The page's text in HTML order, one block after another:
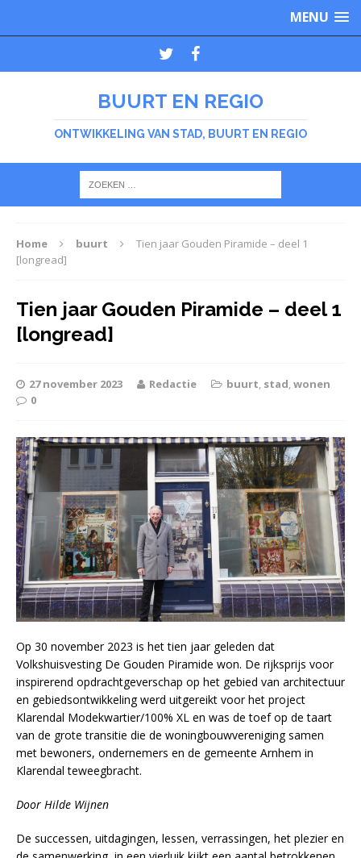
MENU
BUURT EN REGIO
ONTWIKKELING VAN STAD, BUURT EN REGIO
Home buurt
Tien jaar Gouden Piramide – deel 1
[longread]
Tien jaar Gouden Piramide – deel 1
[longread]
27 november 2023 Redactie buurt, stad,wonen
0
Op 30 november 2023 is het tien jaar geleden dat
Volkshuisvesting De Gouden Piramide won. De rijksprijs voor
inspirerend opdrachtgeverschap op het gebied van architectuur
en gebiedsontwikkeling werd uitgereikt voor het project
Klarendal Modekwartier/100% XL en was de toef op de taart
van de grote transitie die de woningbouwvereniging samen
met bewoners, ondernemers en de gemeente Arnhem in
Klarendal teweegbracht.
Door Hilde Wijnen
De successen, uitdagingen, lessen, verrassingen, het plezier en